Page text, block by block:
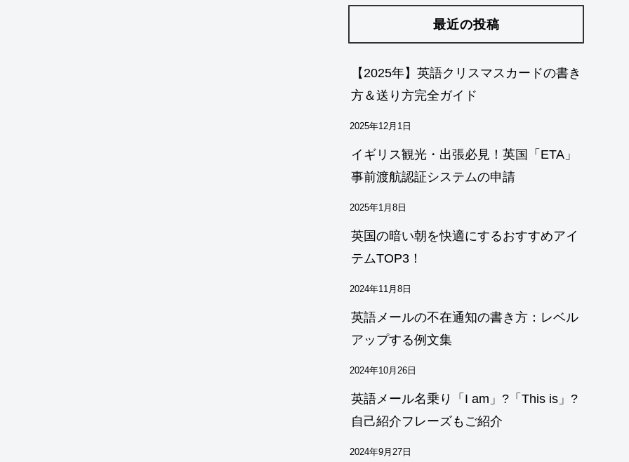
最近の投稿
【2025年】英語クリスマスカードの書き
方＆送り方完全ガイド
2025年12月1日
イギリス観光・出張必見！英国「ETA」
事前渡航認証システムの申請
2025年1月8日
英国の暗い朝を快適にするおすすめアイ
テムTOP3！
2024年11月8日
英語メールの不在通知の書き方：レベル
アップする例文集
2024年10月26日
英語メール名乗り「I am」?「This is」?
自己紹介フレーズもご紹介
2024年9月27日